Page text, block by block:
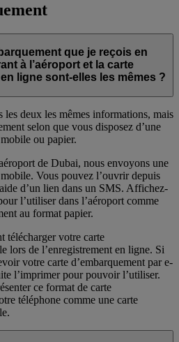
que je reçois en
à l’aéroport et la carte
ligne sont-elles les mêmes ?
les deux les mêmes informations, mais
selon que vous disposez d’une
ou papier.
de Dubai, nous envoyons une
Vous pouvez l’ouvrir depuis
d’un lien dans un SMS. Affichez-
l’utiliser dans l’aéroport comme
au format papier.
télécharger votre carte
lors de l’enregistrement en ligne. Si
votre carte d’embarquement par e-
l’imprimer pour pouvoir l’utiliser.
ce format de carte
téléphone comme une carte